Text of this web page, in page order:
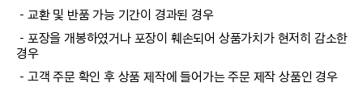
－교환 및 반품 가능 기간이 경과된 경우
－포장을 개봉하였거나 포장이 훼손되어 상품가치가 현저히 감소한
경우
－고객 주문 확인 후 상품 제작에 들어가는 주문 제작 상품인 경우